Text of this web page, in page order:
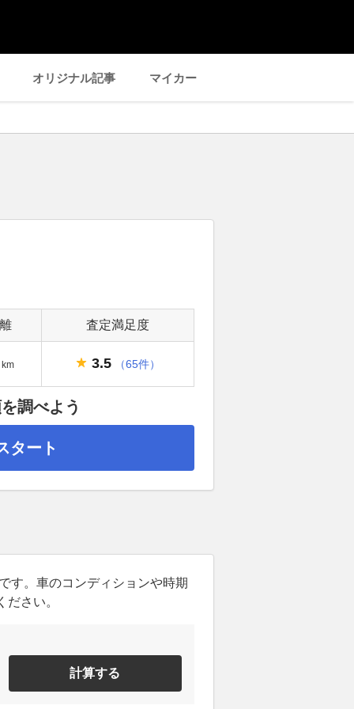
オリジナル記事 マイカー
査定満足度
km 3.5 （65件）
調べよう
タート
す。車のコンディションや時期
さい。
計算する